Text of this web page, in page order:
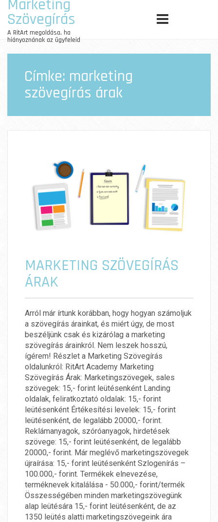
Marketing
Szövegírás
A RitArt megoldása, ha
hiányoznának az ügyfeleid
Címke: marketing
szövegírás árak
MARKETING SZÖVEGÍRÁS
ÁRAK
Arról már írtunk korábban, hogy hogyan számoljuk
a szövegírás árainkat, és miért úgy, de most
beszéljünk csak és kizárólag a marketing
szövegírás árainkról. Nem leszek hosszú,
ígérem! Részlet a Marketing Szövegírás
oldalunkról: RitArt Academy Marketing
Szövegírás Árak: Marketingszövegek, sales
szövegek: 15,- forint leütésenként Landing
oldalak, feliratkoztató oldalak: 15,- forint
leütésenként Értékesítési levelek: 15,- forint
leütésenként, de legalább 20000,- forint.
Reklámanyagok, szóróanyagok, hirdetések
szövege: 15,- forint leütésenként, de legalább
20000,- forint. Már meglévő marketingszövegek
újraírása: 15,- forint leütésenként Szlogenírás –
100.000,- forint. Termékek elnevezése,
terméknevek kitalálása - 50.000,- forint/termék
Összességében minden marketingszövegünk
alap leütésára 15,- forint leütésenként, de az
1350 leütés alatti marketingszövegeink ára